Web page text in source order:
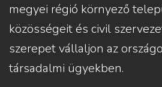
megyei régió környező
közösségeit és civil
szerepet vállaljon az
társadalmi ügyekben.